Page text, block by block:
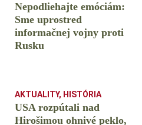
Nepodliehajte emóciám:
Sme uprostred
informačnej vojny proti
Rusku
AKTUALITY, HISTÓRIA
USA rozpútali nad
Hirošimou ohnivé peklo,